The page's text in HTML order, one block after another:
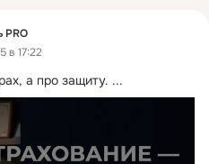
PRO
в 17:22
а про защиту. ...